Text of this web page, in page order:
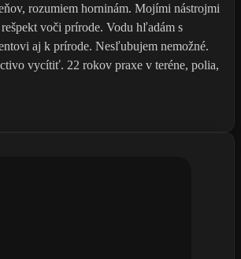
rozumiem horninám. Mojími nástrojmi
voči prírode. Vodu hľadám s
aj k prírode. Nesľubujem nemožné.
vycítiť. 22 rokov praxe v teréne, polia,